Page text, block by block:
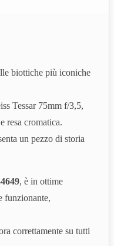
biottiche più iconiche
Tessar 75mm f/3,5,
resa cromatica.
un pezzo di storia
, è in ottime
funzionante,
correttamente su tutti